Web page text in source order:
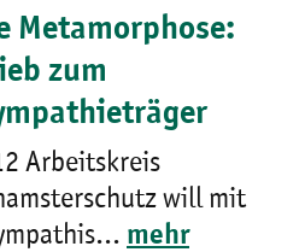
Metamorphose:
zum
Arbeitskreis
will mit
mehr